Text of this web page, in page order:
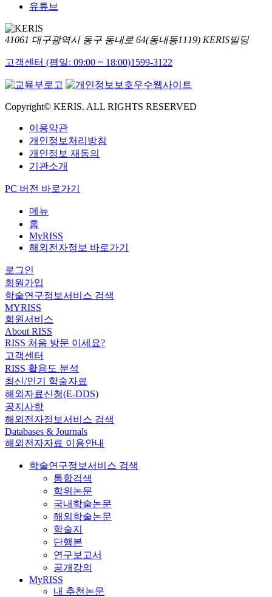
유튜브
41061 대구광역시 동구 동내로 64(동내동1119) KERIS빌딩
고객센터 (평일: 09:00 ~ 18:00)1599-3122
Copyright© KERIS. ALL RIGHTS RESERVED
이용약관
개인정보처리방침
개인정보 재동의
기관소개
PC 버전 바로가기
메뉴
홈
MyRISS
해외전자정보 바로가기
로그인
회원가입
학술연구정보서비스 검색
MYRISS
회원서비스
About RISS
RISS 처음 방문 이세요?
고객센터
RISS 활용도 분석
최신/인기 학술자료
해외자료신청(E-DDS)
공지사항
해외전자정보서비스 검색
Databases & Journals
해외전자자료 이용안내
학술연구정보서비스 검색
통합검색
학위논문
국내학술논문
해외학술논문
학술지
단행본
연구보고서
공개강의
MyRISS
내 추천논문